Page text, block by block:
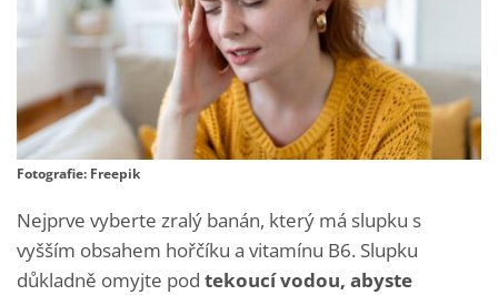
Fotografie: Freepik
Nejprve vyberte zralý banán, který má slupku s
vyšším obsahem hořčíku a vitamínu B6. Slupku
důkladně omyjte pod tekoucí vodou, abyste